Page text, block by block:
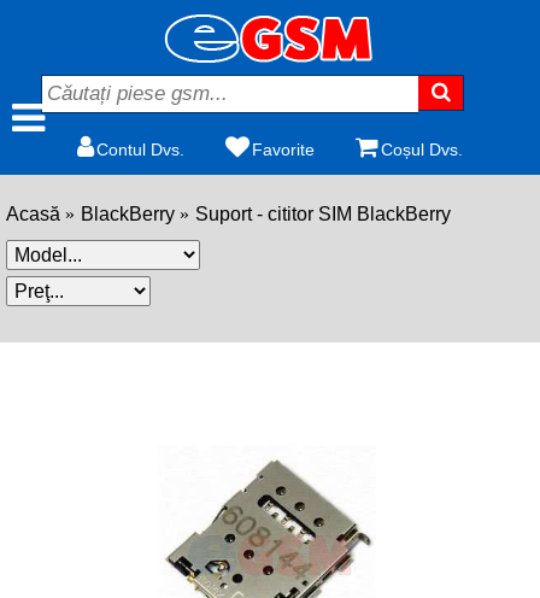
Contul Dvs. Favorite Coșul Dvs.
Acasă BlackBerry Suport - cititor SIM BlackBerry